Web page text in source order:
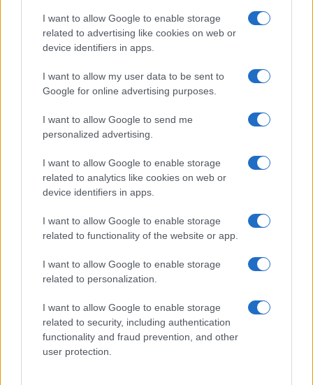
I want to allow Google to enable storage
related to advertising like cookies on web or
device identifiers in apps.
I want to allow my user data to be sent to
Google for online advertising purposes.
I want to allow Google to send me
personalized advertising.
I want to allow Google to enable storage
related to analytics like cookies on web or
device identifiers in apps.
I want to allow Google to enable storage
related to functionality of the website or app.
I want to allow Google to enable storage
related to personalization.
I want to allow Google to enable storage
related to security, including authentication
functionality and fraud prevention, and other
user protection.
ΕΤΙΚΕΤΕΣ General Tire Grabber AT³
Προηγούμενο άρθρο
Alfa Romeo Tonale: Έφτασε
τις 100.000 μονάδες
Επόμενο άρθρο
Skoda 130 RS: Επέτειος μισού
ΠΕΡΙΣΣΟΤΕΡΑ ΑΠΟ ΤΟΝ ΔΗΜΙΟΥΡΓΟ
Το Πολυτεχνείο Κρήτης δημιούργησε
εφαρμογή διαμοιρασμού διαδρομών